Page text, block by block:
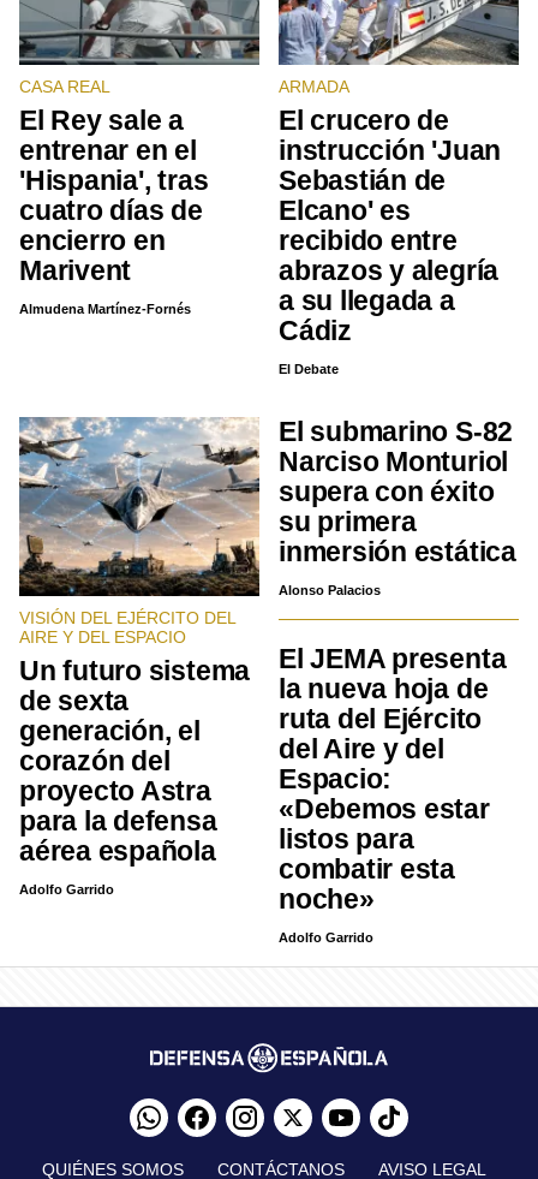
CASA REAL
El Rey sale a
entrenar en el
'Hispania', tras
cuatro días de
encierro en
Marivent
Almudena Martínez-Fornés
ARMADA
El crucero de
instrucción 'Juan
Sebastián de
Elcano' es
recibido entre
abrazos y alegría
a su llegada a
Cádiz
El Debate
VISIÓN DEL EJÉRCITO DEL
AIRE Y DEL ESPACIO
Un futuro sistema
de sexta
generación, el
corazón del
proyecto Astra
para la defensa
aérea española
Adolfo Garrido
El submarino S-82
Narciso Monturiol
supera con éxito
su primera
inmersión estática
Alonso Palacios
El JEMA presenta
la nueva hoja de
ruta del Ejército
del Aire y del
Espacio:
«Debemos estar
listos para
combatir esta
noche»
Adolfo Garrido
QUIÉNES SOMOS CONTÁCTANOS AVISO LEGAL